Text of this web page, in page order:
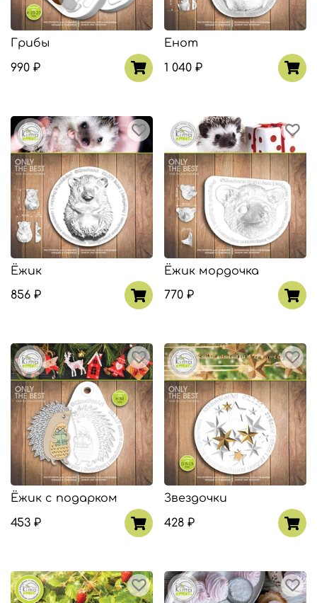
Грибы
990 ₽
Енот
1 040 ₽
Ёжик
856 ₽
Ёжик мордочка
770 ₽
Ёжик с подарком
453 ₽
Звездочки
428 ₽